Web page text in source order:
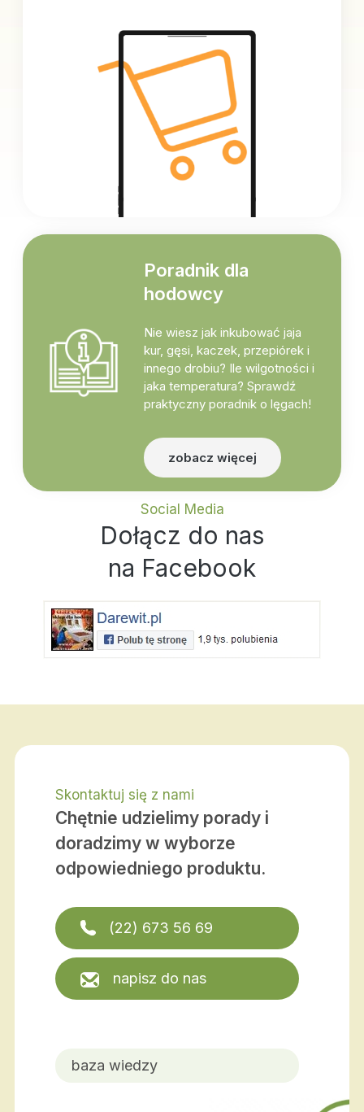
Poradnik dla
hodowcy
Nie wiesz jak inkubować jaja
kur, gęsi, kaczek, przepiórek i
innego drobiu? Ile wilgotności i
jaka temperatura? Sprawdź
praktyczny poradnik o lęgach!
zobacz więcej
Social Media
Dołącz do nas
na Facebook
Skontaktuj się z nami
Chętnie udzielimy porady i
doradzimy w wyborze
odpowiedniego produktu.
(22) 673 56 69
napisz do nas
baza wiedzy